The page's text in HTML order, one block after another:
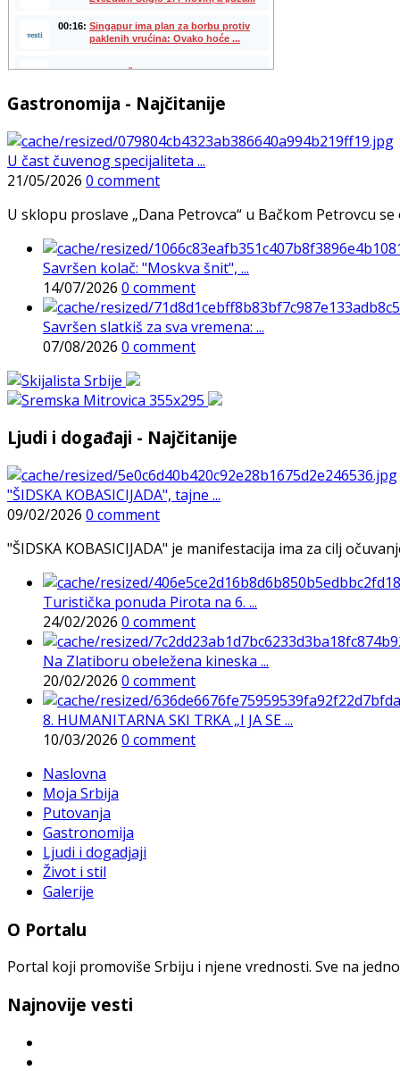
Gastronomija - Najčitanije
U čast čuvenog specijaliteta ...
21/05/2026 0 comment
U sklopu proslave „Dana Petrovca“ u Bačkom Petrovcu
Savršen kolač: "Moskva šnit", ...
14/07/2026 0 comment
Savršen slatkiš za sva vremena: ...
07/08/2026 0 comment
Ljudi i događaji - Najčitanije
"ŠIDSKA KOBASICIJADA", tajne ...
09/02/2026 0 comment
"ŠIDSKA KOBASICIJADA" je manifestacija ima za cilj
Turistička ponuda Pirota na 6. ...
24/02/2026 0 comment
Na Zlatiboru obeležena kineska ...
20/02/2026 0 comment
8. HUMANITARNA SKI TRKA „I JA SE ...
10/03/2026 0 comment
Naslovna
Moja Srbija
Putovanja
Gastronomija
Ljudi i dogadjaji
Život i stil
Galerije
O Portalu
Portal koji promoviše Srbiju i njene vrednosti. Sve na
Najnovije vesti